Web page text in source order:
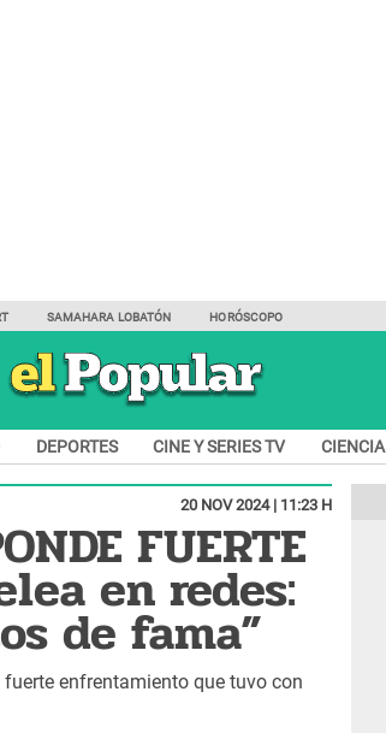
SAMAHARA LOBATÓN HORÓSCOPO
DEPORTES CINE Y SERIES TV CIENCIA
20 NOV 2024 | 11:23 H
FUERTE
en redes:
de fama”
enfrentamiento que tuvo con